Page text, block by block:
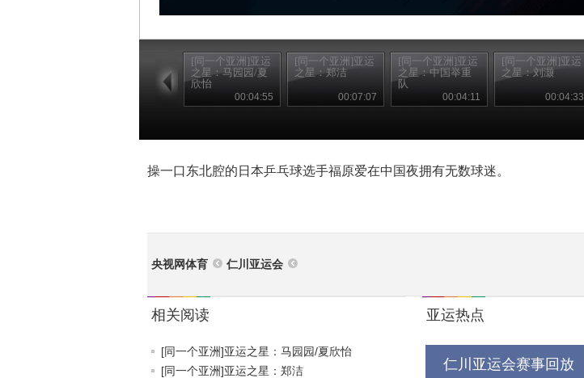
[同一个亚洲]亚运
之星：马园园/夏
欣怡
00:04:55
[同一个亚洲]亚运
之星：郑洁
00:07:07
[同一个亚洲]亚运
之星：中国举重
队
00:04:11
[同一个亚洲]亚运
之星：刘灏
00:04:33
操一口东北腔的日本乒乓球选手福原爱在中国夜拥有无数球迷。
央视网体育 仁川亚运会
相关阅读
[同一个亚洲]亚运之星：马园园/夏欣怡
[同一个亚洲]亚运之星：郑洁
亚运热点
仁川亚运会赛事回放